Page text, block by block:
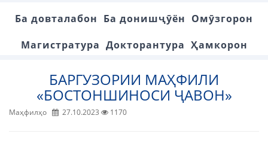
Ба довталабон Ба донишҷӯён Омӯзгорон
Магистратура Докторантура Ҳамкорон
БАРГУЗОРИИ МАҲФИЛИ
«БОСТОНШИНОСИ ҶАВОН»
Маҳфилҳо 27.10.2023 1170